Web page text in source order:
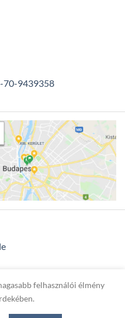
70-9439358
felhasználói élmény